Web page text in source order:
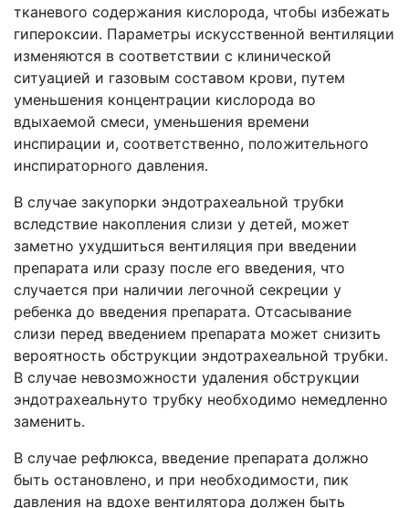
тканевого содержания кислорода, чтобы избежать
гипероксии. Параметры искусственной вентиляции
изменяются в соответствии с клинической
ситуацией и газовым составом крови, путем
уменьшения концентрации кислорода во
вдыхаемой смеси, уменьшения времени
инспирации и, соответственно, положительного
инспираторного давления.
В случае закупорки эндотрахеальной трубки
вследствие накопления слизи у детей, может
заметно ухудшиться вентиляция при введении
препарата или сразу после его введения, что
случается при наличии легочной секреции у
ребенка до введения препарата. Отсасывание
слизи перед введением препарата может снизить
вероятность обструкции эндотрахеальной трубки.
В случае невозможности удаления обструкции
эндотрахеальнуто трубку необходимо немедленно
заменить.
В случае рефлюкса, введение препарата должно
быть остановлено, и при необходимости, пик
давления на вдохе вентилятора должен быть